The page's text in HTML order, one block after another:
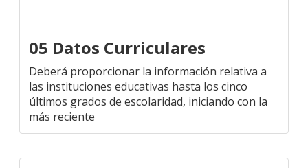
05 Datos Curriculares
Deberá proporcionar la información relativa a
las instituciones educativas hasta los cinco
últimos grados de escolaridad, iniciando con la
más reciente